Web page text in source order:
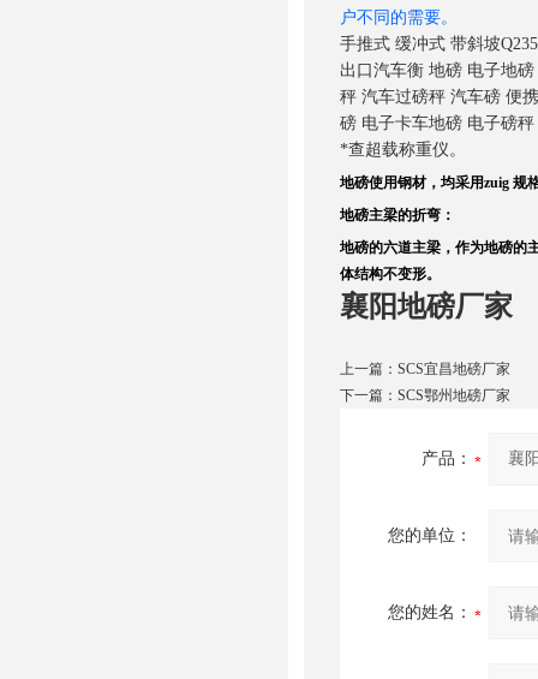
户不同
手推式 缓冲式 带斜坡
出口汽车衡 地磅 电子地
秤 汽车过磅秤 汽车磅 便
磅 电子卡车地磅 电子磅
*查超载称重仪。
地磅使用钢材，均采用zuig 规
地磅主梁的折弯：
地磅的六道主梁，作为地磅的
体结构不变形。
襄阳地磅厂家
上一篇： SCS宜昌地磅厂家
下一篇： SCS鄂州地磅厂家
产品：
您的单位：
您的姓名：